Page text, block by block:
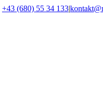
+43 (680) 55 34 133|